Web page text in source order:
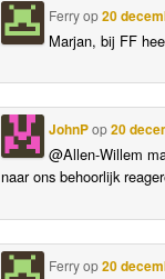
Ferryop20
Marjan, bij FF
JohnPop20
@Allen-Willem
naar ons behoorlijk
Ferryop20